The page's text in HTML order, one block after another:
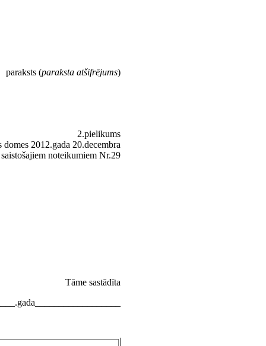
paraksts (paraksta atšifrējums)
2.pielikums
domes 2012.gada 20.decembra
saistošajiem noteikumiem Nr.29
Tāme sastādīta